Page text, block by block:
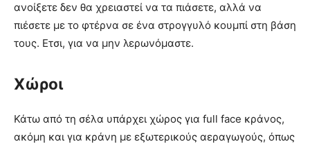
ανοίξετε δεν θα χρειαστεί να τα πιάσετε, αλλά να
πιέσετε με το φτέρνα σε ένα στρογγυλό κουμπί στη βάση
τους. Ετσι, για να μην λερωνόμαστε.
Χώροι
Κάτω από τη σέλα υπάρχει χώρος για full face κράνος,
ακόμη και για κράνη με εξωτερικούς αεραγωγούς, όπως